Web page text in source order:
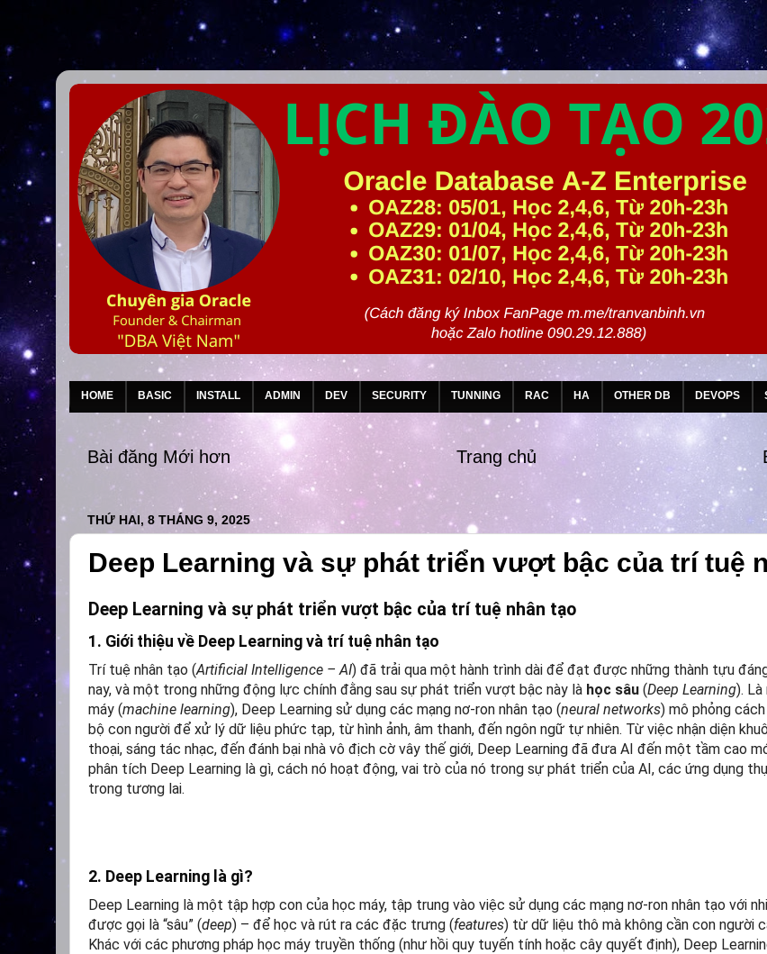
HOME BASIC INSTALL ADMIN DEV SECURITY TUNNING RAC HA OTHER DB DEVOPS
Bài đăng Mới hơn Trang chủ
THỨ HAI, 8 THÁNG 9, 2025
Deep Learning và sự phát triển vượt bậc của trí tuệ
Deep Learning và sự phát triển vượt bậc của trí tuệ nhân tạo
1. Giới thiệu về Deep Learning và trí tuệ nhân tạo
Trí tuệ nhân tạo (Artificial Intelligence – AI) đã trải qua một hành trình dài để đạt được những thành tựu
nay, và một trong những động lực chính đằng sau sự phát triển vượt bậc này là học sâu (Deep Learning). Là
máy (machine learning), Deep Learning sử dụng các mạng nơ-ron nhân tạo (neural networks) mô phỏng
bộ con người để xử lý dữ liệu phức tạp, từ hình ảnh, âm thanh, đến ngôn ngữ tự nhiên. Từ việc nhận diện
thoại, sáng tác nhạc, đến đánh bại nhà vô địch cờ vây thế giới, Deep Learning đã đưa AI đến một tầm cao
phân tích Deep Learning là gì, cách nó hoạt động, vai trò của nó trong sự phát triển của AI, các ứng dụng
trong tương lai.
2. Deep Learning là gì?
Deep Learning là một tập hợp con của học máy, tập trung vào việc sử dụng các mạng nơ-ron nhân tạo với
được gọi là “sâu” (deep) – để học và rút ra các đặc trưng (features) từ dữ liệu thô mà không cần con người
Khác với các phương pháp học máy truyền thống (như hồi quy tuyến tính hoặc cây quyết định), Deep